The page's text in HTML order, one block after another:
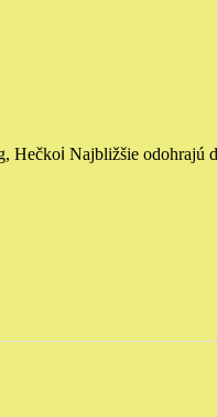
Hečkoℹ️ Najbližšie odohrajú